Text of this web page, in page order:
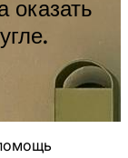
оказать